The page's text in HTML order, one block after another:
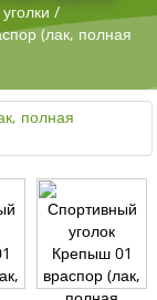
/
(лак, полная